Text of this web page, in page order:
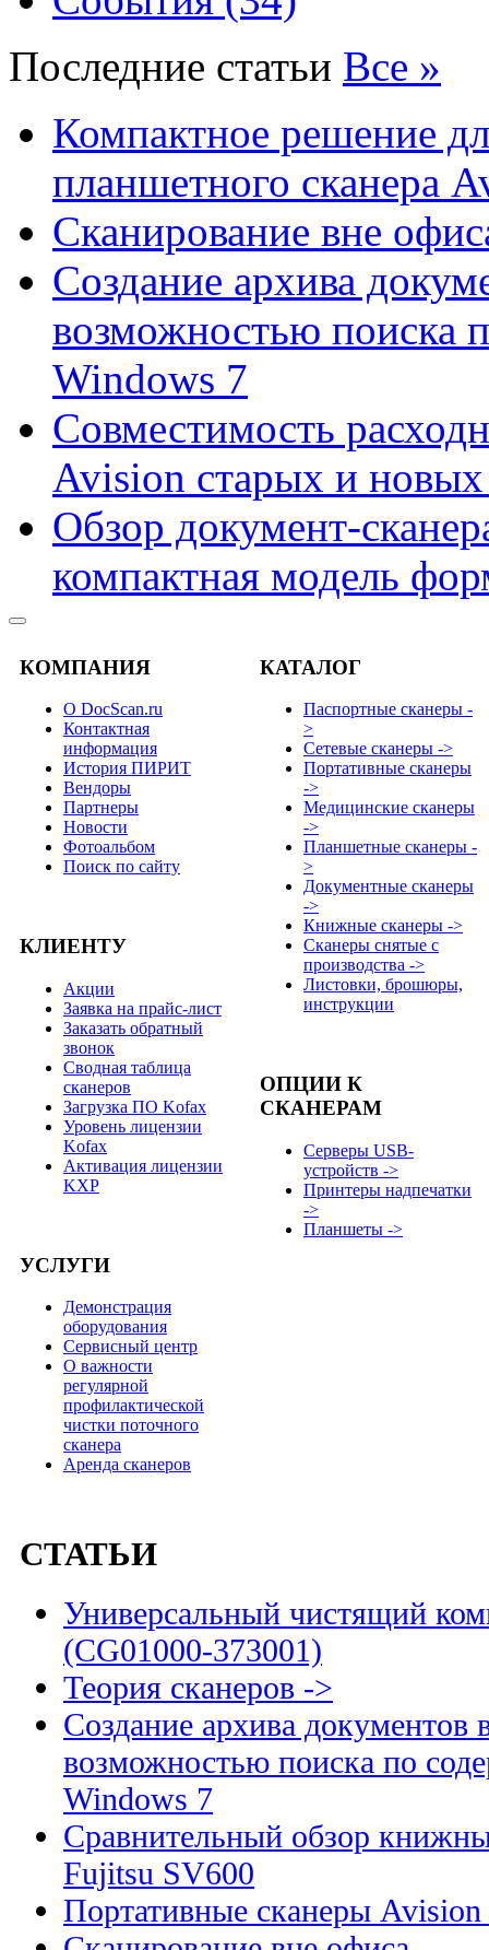
Последние статьи Все »
Компактное решение
планшетного сканера
Сканирование вне
Создание архива
возможностью поиска
Windows 7
Совместимость
Avision старых и новых
Обзор документ-
компактная модель
КОМПАНИЯ
О DocScan.ru
Контактная
информация
История ПИРИТ
Вендоры
Партнеры
Новости
Фотоальбом
Поиск по сайту
КЛИЕНТУ
Акции
Заявка на прайс-лист
Заказать обратный
звонок
Сводная таблица
сканеров
Загрузка ПО Kofax
Уровень лицензии
Kofax
Активация лицензии
KXP
УСЛУГИ
Демонстрация
оборудования
Сервисный центр
О важности
регулярной
профилактической
чистки поточного
сканера
Аренда сканеров
КАТАЛОГ
Паспортные сканеры -
>
Сетевые сканеры ->
Портативные сканеры
->
Медицинские сканеры
->
Планшетные сканеры -
>
Документные сканеры
->
Книжные сканеры ->
Сканеры снятые с
производства ->
Листовки, брошюры,
инструкции
ОПЦИИ К
СКАНЕРАМ
Серверы USB-
устройств ->
Принтеры надпечатки
->
Планшеты ->
СТАТЬИ
Универсальный чистящий
(CG01000-373001)
Теория сканеров ->
Создание архива документов
возможностью поиска по
Windows 7
Сравнительный обзор
Fujitsu SV600
Портативные сканеры Avision